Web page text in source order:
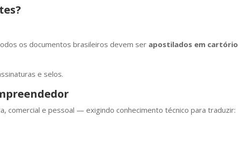
os documentos brasileiros devem ser apostilados em cartório
e selos.
comercial e pessoal — exigindo conhecimento técnico para traduzir: